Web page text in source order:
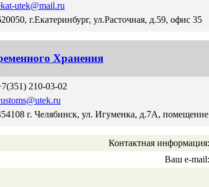
utek@mail.ru
г.Екатеринбург, ул.Расточная, д.59, офис 35
Хранения
210-03-02
г. Челябинск, ул. Игуменка, д.7А,
Контактная информация:
Ваш e-mail: